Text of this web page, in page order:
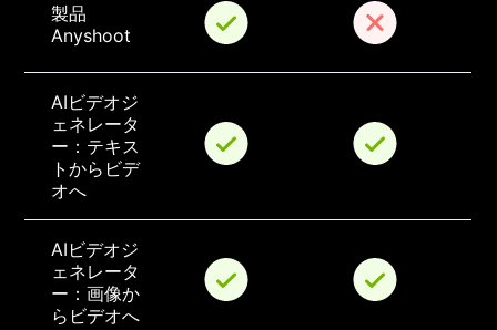
製品
Anyshoot
AIビデオジ
ェネレータ
ー：テキス
トからビデ
オへ
AIビデオジ
ェネレータ
ー：画像か
らビデオへ